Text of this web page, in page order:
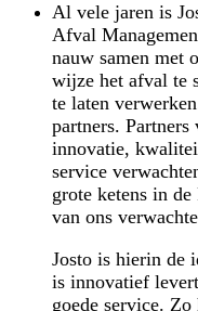
Al vele jaren is
Afval
nauw samen met
wijze het afval te
te laten
partners.
innovatie,
service
grote ketens in
van ons
Josto is hierin de
is innovatief
goede service.